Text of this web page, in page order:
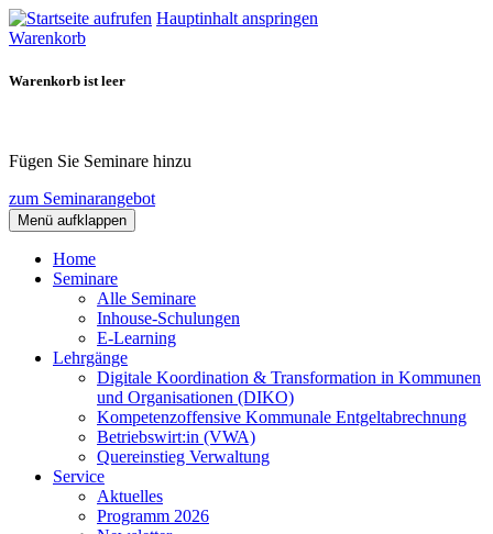
Hauptinhalt anspringen
Warenkorb
Warenkorb ist leer
Fügen Sie Seminare hinzu
zum Seminarangebot
Menü aufklappen
Home
Seminare
Alle Seminare
Inhouse-Schulungen
E-Learning
Lehrgänge
Digitale Koordination & Transformation in Kommunen
und Organisationen (DIKO)
Kompetenzoffensive Kommunale Entgeltabrechnung
Betriebswirt:in (VWA)
Quereinstieg Verwaltung
Service
Aktuelles
Programm 2026